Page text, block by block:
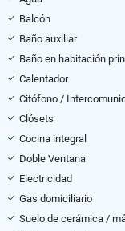
Balcón
Baño auxiliar
Baño en habitación
Calentador
Citófono /
Clósets
Cocina integral
Doble Ventana
Electricidad
Gas domiciliario
Suelo de cerámica /